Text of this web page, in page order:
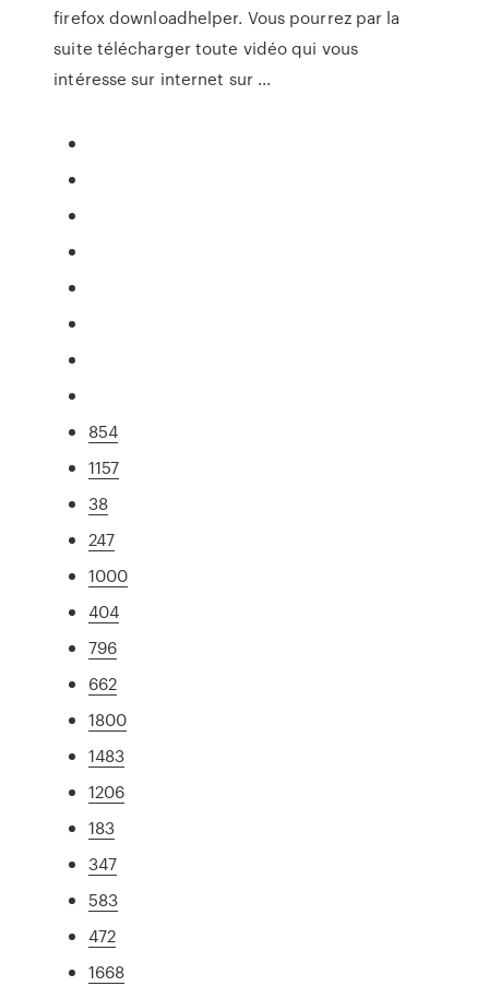
firefox downloadhelper. Vous pourrez par la
suite télécharger toute vidéo qui vous
intéresse sur internet sur ...
854
1157
38
247
1000
404
796
662
1800
1483
1206
183
347
583
472
1668